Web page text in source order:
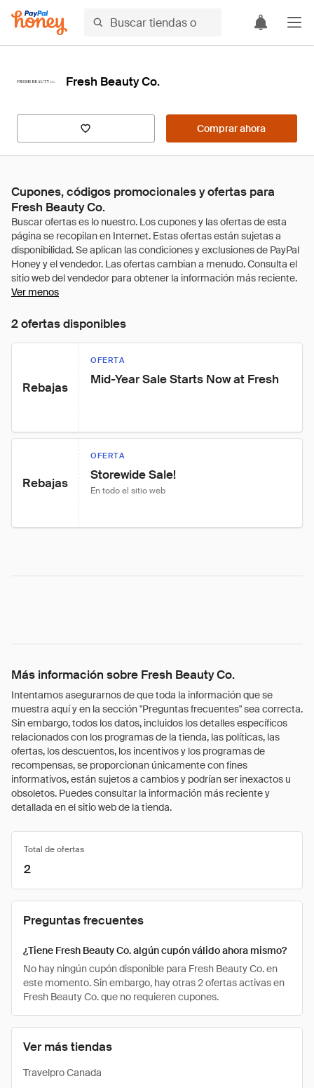
Fresh Beauty Co.
Comprar ahora
Cupones, códigos promocionales y ofertas para
Fresh Beauty Co.
Ver menos
2 ofertas disponibles
Rebajas
OFERTA
Mid-Year Sale Starts Now at Fresh
Rebajas
OFERTA
Storewide Sale!
En todo el sitio web
Más información sobre Fresh Beauty Co.
Intentamos asegurarnos de que toda la información que se
muestra aquí y en la sección "Preguntas frecuentes" sea correcta.
Sin embargo, todos los datos, incluidos los detalles específicos
relacionados con los programas de la tienda, las políticas, las
ofertas, los descuentos, los incentivos y los programas de
recompensas, se proporcionan únicamente con fines
informativos, están sujetos a cambios y podrían ser inexactos u
obsoletos. Puedes consultar la información más reciente y
detallada en el sitio web de la tienda.
Ver más tiendas
Travelpro Canada
Total de ofertas
2
Preguntas frecuentes
¿Tiene Fresh Beauty Co. algún cupón válido ahora mismo?
No hay ningún cupón disponible para Fresh Beauty Co. en
este momento. Sin embargo, hay otras 2 ofertas activas en
Fresh Beauty Co. que no requieren cupones.